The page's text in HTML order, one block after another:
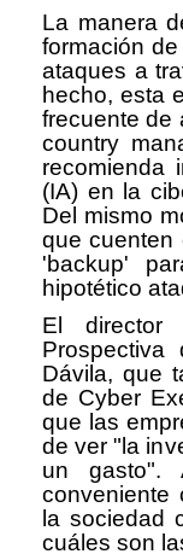
La manera
formación
ataques a
hecho, esta
frecuente de
country
recomienda
(IA) en la
Del mismo
que cuenten
'backup'
hipotético
El
Dávila, que
de Cyber
que las
de ver "la
un gasto".
conveniente
la sociedad
cuáles son